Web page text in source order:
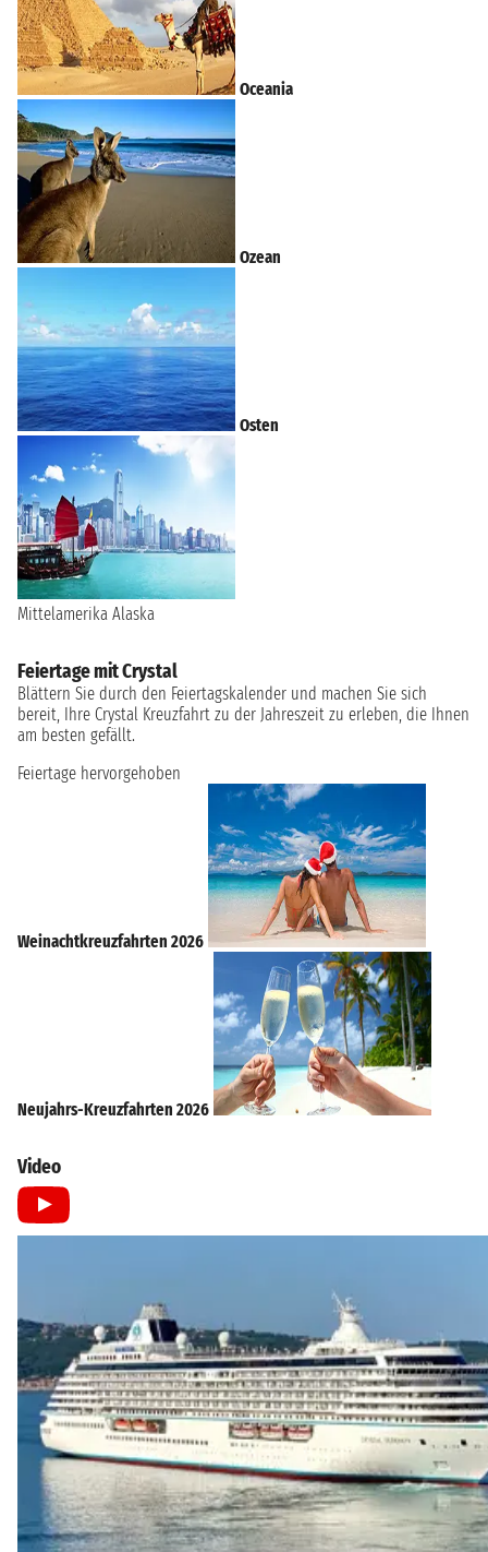
Oceania
Ozean
Osten
Mittelamerika Alaska
Feiertage mit Crystal
Blättern Sie durch den Feiertagskalender und machen Sie sich
bereit, Ihre Crystal Kreuzfahrt zu der Jahreszeit zu erleben, die Ihnen
am besten gefällt.
Feiertage hervorgehoben
Weinachtkreuzfahrten 2026
Neujahrs-Kreuzfahrten 2026
Video